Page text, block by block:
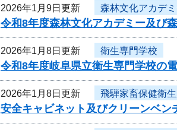
2026年1月9日更新 森林文化アカデ
令和8年度森林文化アカデミー及び
2026年1月8日更新 衛生専門学校
令和8年度岐阜県立衛生専門学校の
2026年1月8日更新 飛騨家畜保健衛
安全キャビネット及びクリーンベ